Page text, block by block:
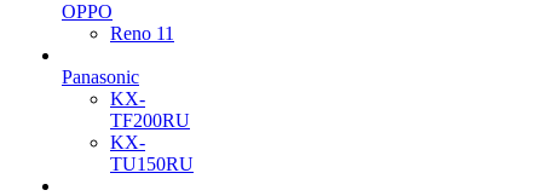
OPPO
Reno 11
Panasonic
KX-
TF200RU
KX-
TU150RU